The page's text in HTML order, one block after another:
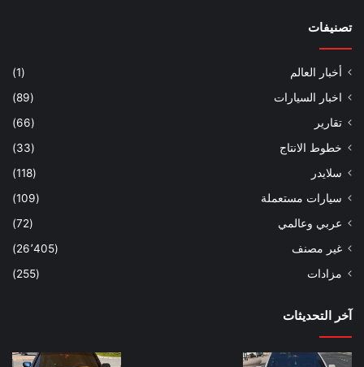
تصنيفات
أخبار العالم
(1)
اخبار السيارات
(89)
تقارير
(66)
خطوط الانتاج
(33)
سلايدر
(118)
سيارات مستعملة
(109)
عربي وعالمي
(72)
غير مصنف
(26٬405)
مزادات
(255)
آخر التحديثات